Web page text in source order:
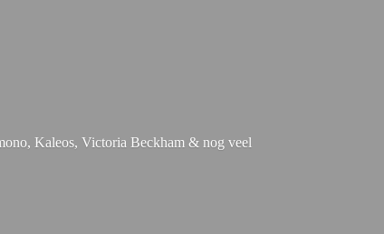
Kaleos, Victoria Beckham & nog veel